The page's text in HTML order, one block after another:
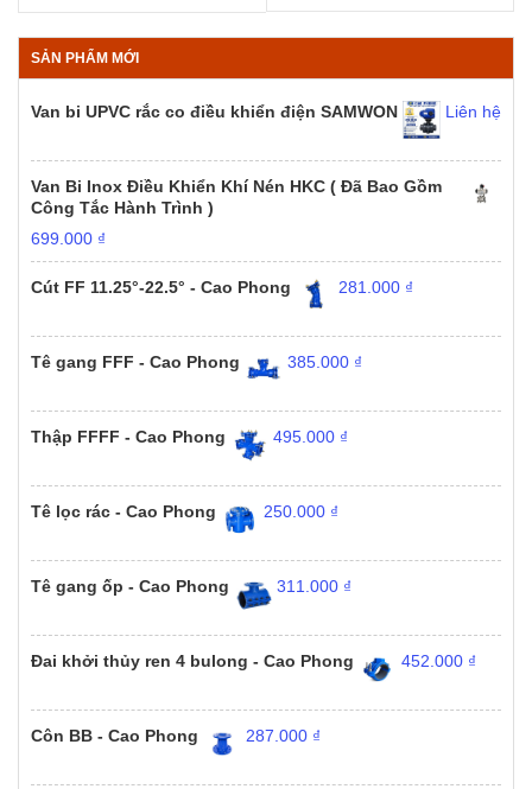
SẢN PHẨM MỚI
Van bi UPVC rắc co điều khiển điện SAMWON Liên hệ
Van Bi Inox Điều Khiển Khí Nén HKC ( Đã Bao Gồm
Công Tắc Hành Trình )
699.000 ₫
Cút FF 11.25°-22.5° - Cao Phong 281.000 ₫
Tê gang FFF - Cao Phong 385.000 ₫
Thập FFFF - Cao Phong 495.000 ₫
Tê lọc rác - Cao Phong 250.000 ₫
Tê gang ốp - Cao Phong 311.000 ₫
Đai khởi thủy ren 4 bulong - Cao Phong 452.000 ₫
Côn BB - Cao Phong 287.000 ₫